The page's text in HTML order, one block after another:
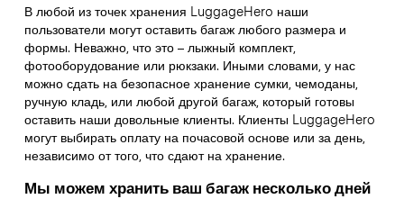
В любой из точек хранения LuggageHero наши
пользователи могут оставить багаж любого размера и
формы. Неважно, что это – лыжный комплект,
фотооборудование или рюкзаки. Иными словами, у нас
можно сдать на безопасное хранение сумки, чемоданы,
ручную кладь, или любой другой багаж, который готовы
оставить наши довольные клиенты. Клиенты LuggageHero
могут выбирать оплату на почасовой основе или за день,
независимо от того, что сдают на хранение.
Мы можем хранить ваш багаж несколько дней